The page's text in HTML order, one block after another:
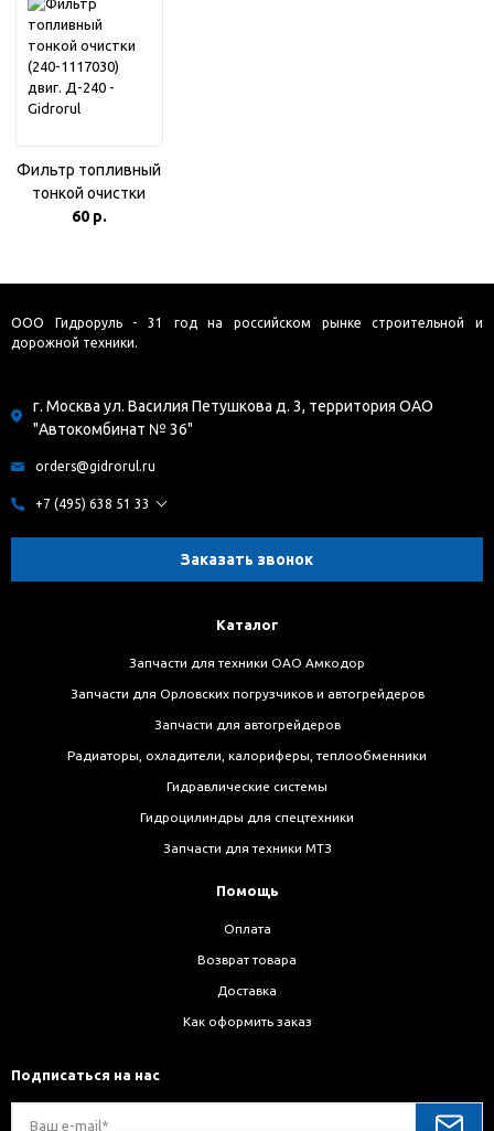
Фильтр топливный
тонкой очистки
(240-1117030) двиг.
60 р.
ООО Гидроруль - 31 год на российском рынке строительной и
дорожной техники.
г. Москва ул. Василия Петушкова д. 3, территория ОАО
"Автокомбинат № 36"
orders@gidrorul.ru
+7 (495) 638 51 33
Заказать звонок
Каталог
Запчасти для техники ОАО Амкодор
Запчасти для Орловских погрузчиков и автогрейдеров
Запчасти для автогрейдеров
Радиаторы, охладители, калориферы, теплообменники
Гидравлические системы
Гидроцилиндры для спецтехники
Запчасти для техники МТЗ
Помощь
Оплата
Возврат товара
Доставка
Как оформить заказ
Подписаться на нас